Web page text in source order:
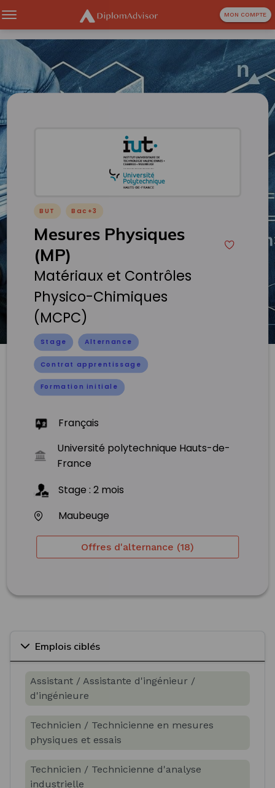
MON COMPTE
BUT Bac+3
Mesures Physiques
(MP)
Matériaux et Contrôles
Physico-Chimiques
(MCPC)
Stage Alternance
Contrat apprentissage
Formation initiale
Français
Université polytechnique Hauts-de-
France
Stage :2 mois
Maubeuge
Offres d'alternance (18)
Emplois ciblés
Assistant / Assistante d'ingénieur /
d'ingénieure
Technicien / Technicienne en mesures
physiques et essais
Technicien / Technicienne d'analyse
industrielle